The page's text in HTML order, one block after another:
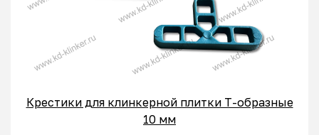
Крестики для клинкерной плитки T-образные
10 мм